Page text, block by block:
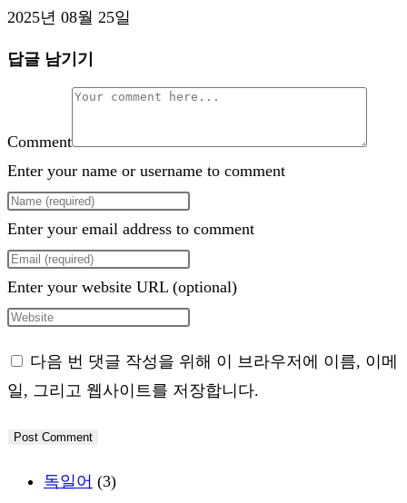
2025년 08월 25일
답글 남기기
Comment
Enter your name or username to comment
Enter your email address to comment
Enter your website URL (optional)
다음 번 댓글 작성을 위해 이 브라우저에 이름, 이메
일, 그리고 웹사이트를 저장합니다.
독일어 (3)